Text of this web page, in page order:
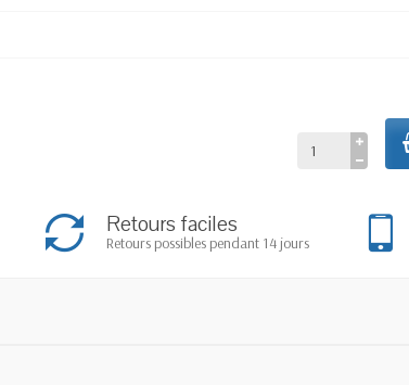
Retours faciles
Retours possibles pendant 14 jours